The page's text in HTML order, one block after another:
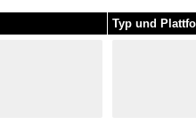
Typ und